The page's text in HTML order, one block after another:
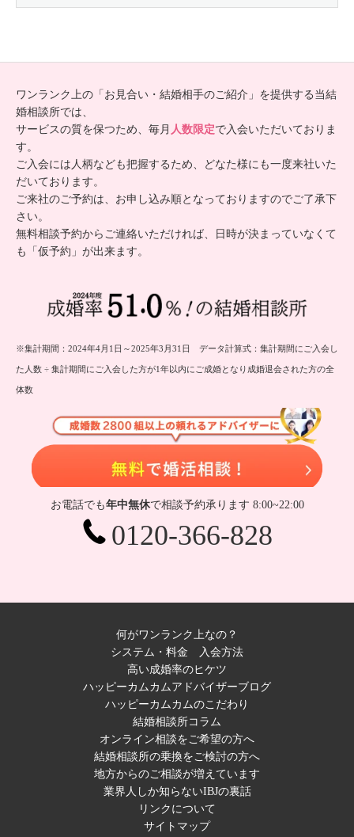
ワンランク上の「お見合い・結婚相手のご紹介」を提供する当結
婚相談所では、
サービスの質を保つため、毎月 人数限定で入会いただいておりま
す。
ご入会には人柄なども把握するため、どなた様にも一度来社いた
だいております。
ご来社のご予約は、お申し込み順となっておりますのでご了承下
さい。
無料相談予約からご連絡いただければ、日時が決まっていなくて
も「仮予約」が出来ます。
※集計期間：2024年4月1日～2025年3月31日 データ計算式：集計期間にご入会し
た人数 ÷ 集計期間にご入会した方が1年以内にご成婚となり成婚退会された方の全
体数
お電話でも年中無休で相談予約承ります 8:00~22:00
0120-366-828
何がワンランク上なの？
システム・料金
入会方法
高い成婚率のヒケツ
ハッピーカムカムアドバイザーブログ
ハッピーカムカムのこだわり
結婚相談所コラム
オンライン相談をご希望の方へ
結婚相談所の乗換をご検討の方へ
地方からのご相談が増えています
業界人しか知らないIBJの裏話
リンクについて
サイトマップ